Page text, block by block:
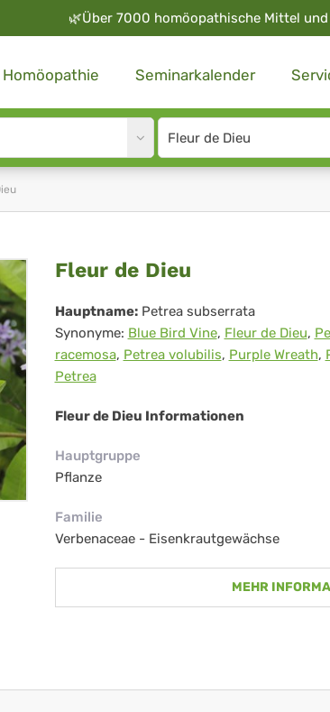
🌿Über 7000 homöopathische Mittel
Homöopathie Seminarkalender
Site
search
Fleur
de
Dieu
Fleur de Dieu
Hauptname: Petrea subserrata
Synonyme: Blue Bird Vine, Fleur de Dieu,
racemosa, Petrea volubilis, Purple Wreath,
Petrea
Fleur de Dieu Informationen
Hauptgruppe
Pflanze
Familie
Verbenaceae - Eisenkrautgewächse
MEHR